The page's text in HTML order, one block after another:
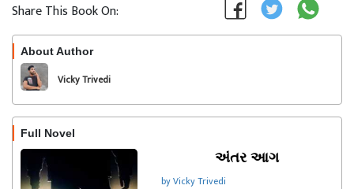
Share This Book On:
About Author
Vicky Trivedi
Full Novel
અંતર આગ
by Vicky Trivedi